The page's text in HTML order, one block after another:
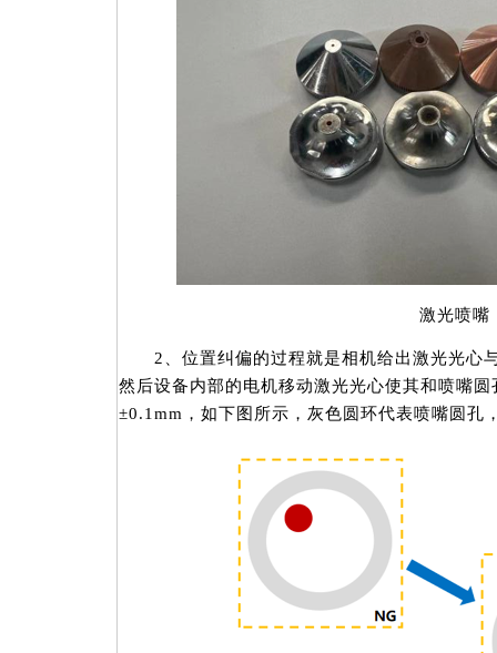
激光喷嘴
2、位置纠偏的过程就是相机给出激光光心
然后设备内部的电机移动激光光心使其和喷嘴
±0.1mm，如下图所示，灰色圆环代表喷嘴圆孔